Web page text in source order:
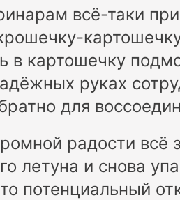
всё-таки
в картошечку
руках
для
радости всё
летуна и снова
потенциальный